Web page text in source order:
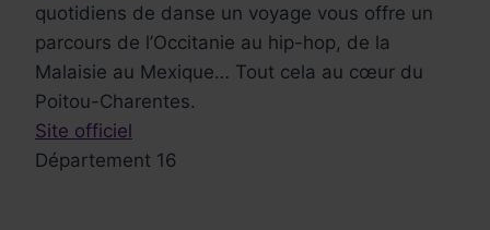
quotidiens de danse un voyage vous offre un
parcours de l’Occitanie au hip-hop, de la
Malaisie au Mexique… Tout cela au cœur du
Poitou-Charentes.
Site officiel
Département 16